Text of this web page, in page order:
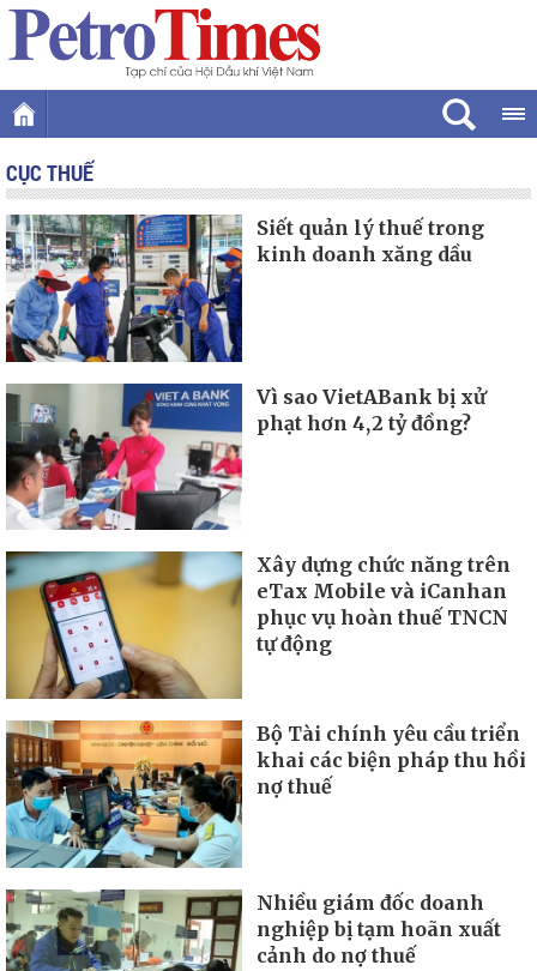
CỤC THUẾ
Siết quản lý thuế trong
kinh doanh xăng dầu
Vì sao VietABank bị xử
phạt hơn 4,2 tỷ đồng?
Xây dựng chức năng trên
eTax Mobile và iCanhan
phục vụ hoàn thuế TNCN
tự động
Bộ Tài chính yêu cầu triển
khai các biện pháp thu hồi
nợ thuế
Nhiều giám đốc doanh
nghiệp bị tạm hoãn xuất
cảnh do nợ thuế